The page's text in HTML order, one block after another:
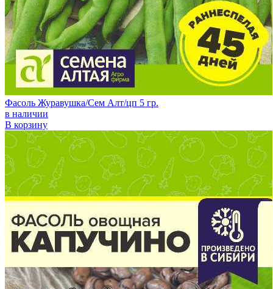
Фасоль Журавушка/Сем Алт/цп 5 гр.
в наличии
В корзину